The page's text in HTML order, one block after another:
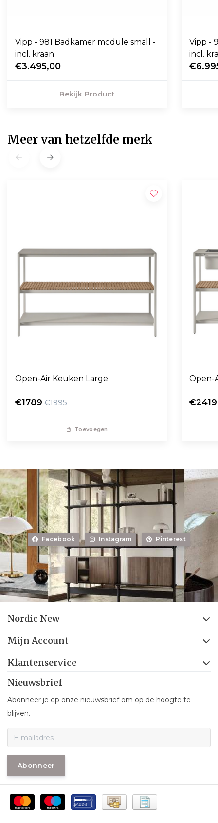
Vipp - 981 Badkamer module small -
incl. kraan
€3.495,00
Bekijk Product
Vipp -
incl.
Meer van hetzelfde merk
Open-Air Keuken Large
€1789 €1995
Toevoegen
Open-
€2419
Facebook Instagram Pinterest
Nordic New
Mijn Account
Klantenservice
Nieuwsbrief
Abonneer je op onze nieuwsbrief om op de hoogte te
blijven.
Abonneer